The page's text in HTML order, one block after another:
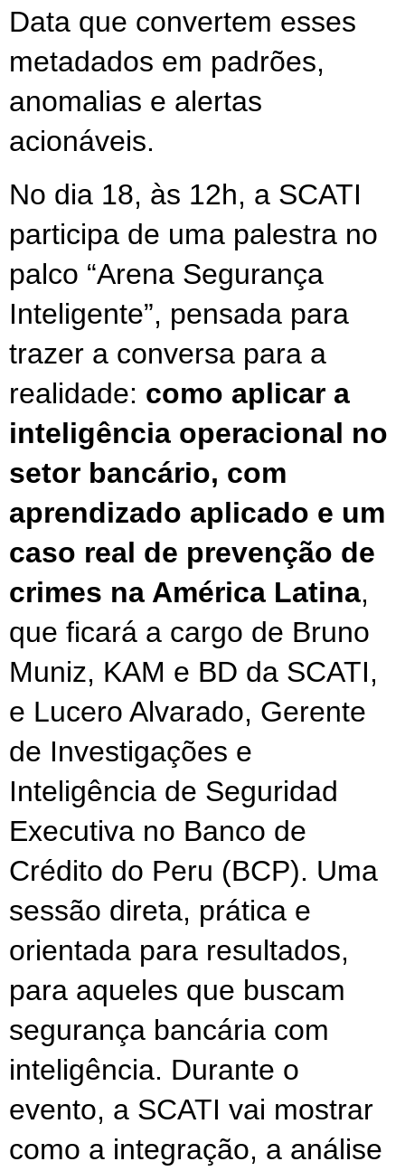
Data que convertem esses
metadados em padrões,
anomalias e alertas
acionáveis.
No dia 18, às 12h, a SCATI
participa de uma palestra no
palco “Arena Segurança
Inteligente”, pensada para
trazer a conversa para a
realidade: como aplicar a
inteligência operacional no
setor bancário, com
aprendizado aplicado e um
caso real de prevenção de
crimes na América Latina,
que ficará a cargo de Bruno
Muniz, KAM e BD da SCATI,
e Lucero Alvarado, Gerente
de Investigações e
Inteligência de Seguridad
Executiva no Banco de
Crédito do Peru (BCP). Uma
sessão direta, prática e
orientada para resultados,
para aqueles que buscam
segurança bancária com
inteligência. Durante o
evento, a SCATI vai mostrar
como a integração, a análise